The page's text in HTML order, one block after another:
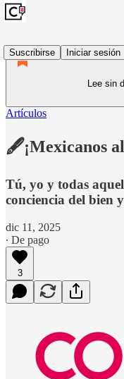
Suscribirse
Iniciar sesión
Lee sin
Artículos
🖋️¡Mexicanos
Tú, yo y todas
conciencia del bien
dic 11, 2025
∙ De pago
3